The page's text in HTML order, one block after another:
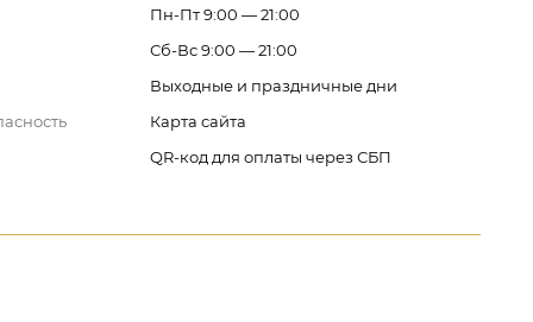
Пн-Пт 9:00 — 21:00
Сб-Вс 9:00 — 21:00
Выходные и праздничные дни
Карта сайта
QR-код для оплаты через СБП